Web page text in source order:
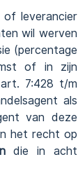
of leverancier
wil werven
(percentage
of in zijn
7:428 t/m
als
van deze
het recht op
die in acht